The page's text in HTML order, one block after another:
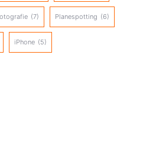
(7) Planespotting (6)
iPhone (5)